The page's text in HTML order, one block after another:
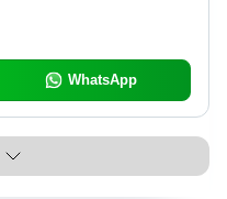
WhatsApp